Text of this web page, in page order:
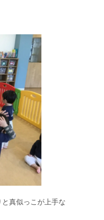
真似っこが上手な